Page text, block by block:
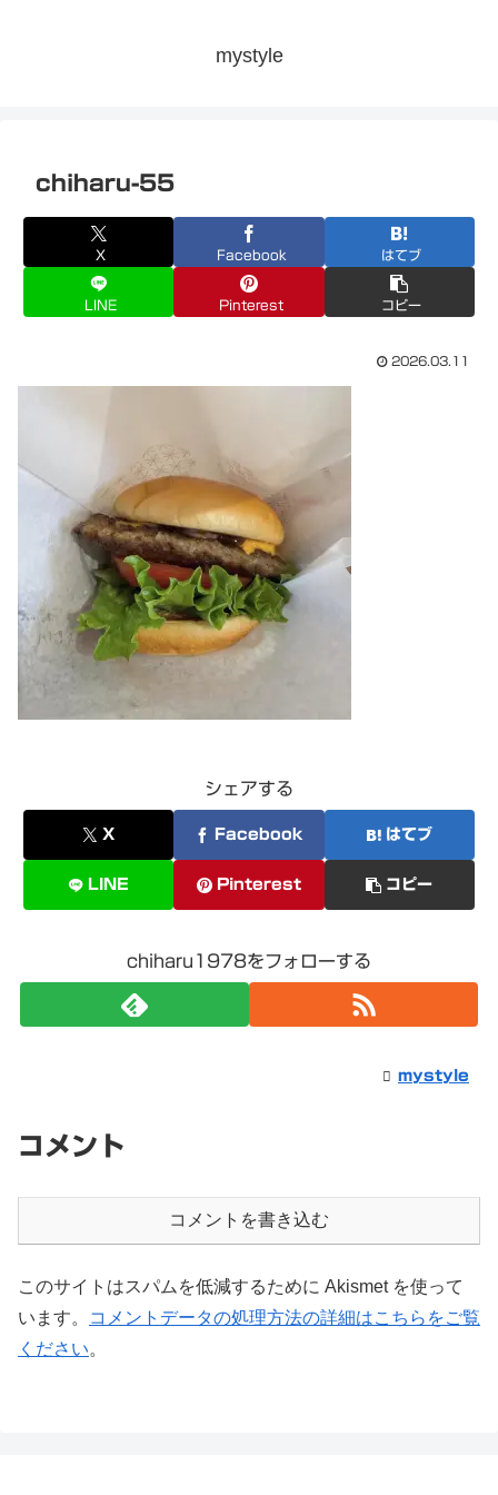
mystyle
chiharu-55
X Facebook はてブ
LINE Pinterest コピー
2026.03.11
シェアする
X Facebook はてブ
LINE Pinterest コピー
chiharu1978をフォローする
mystyle
コメント
コメントを書き込む
このサイトはスパムを低減するために Akismet を使って
います。
コメントデータの処理方法の詳細はこちらをご覧
ください。